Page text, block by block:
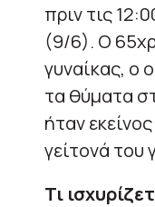
πριν τις
(9/6). Ο
γυναίκας, ο
τα θύματα
ήταν
γείτονά του
Τι